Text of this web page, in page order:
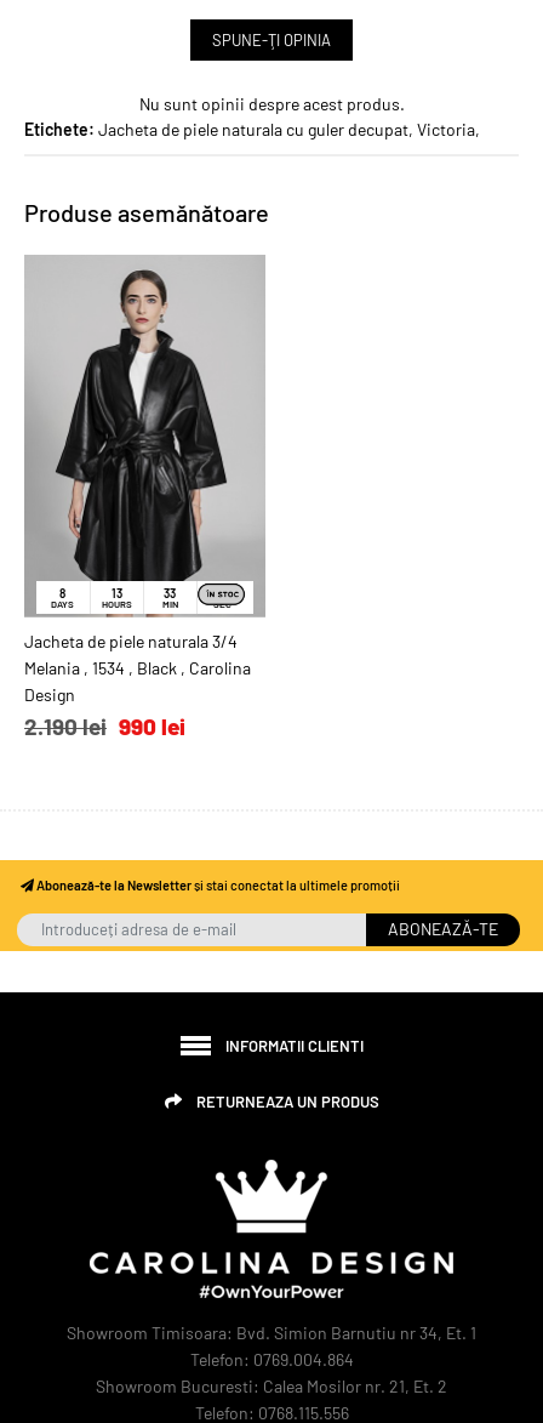
SPUNE-ŢI OPINIA
Nu sunt opinii despre acest produs.
Etichete: Jacheta de piele naturala cu guler decupat, Victoria,
Produse asemănătoare
ADAUGĂ ÎN COŞ
8
DAYS
13
HOURS
33
MIN
31
SEC
Jacheta de piele naturala 3/4
Melania , 1534 , Black , Carolina
Design
2.190 lei 990 lei
Abonează-te la Newsletterși stai conectat la ultimele promoții
ABONEAZĂ-TE
INFORMATII CLIENTI
RETURNEAZA UN PRODUS
Showroom Timisoara: Bvd. Simion Barnutiu nr 34, Et. 1
Telefon: 0769.004.864
Showroom Bucuresti: Calea Mosilor nr. 21, Et. 2
Telefon: 0768.115.556